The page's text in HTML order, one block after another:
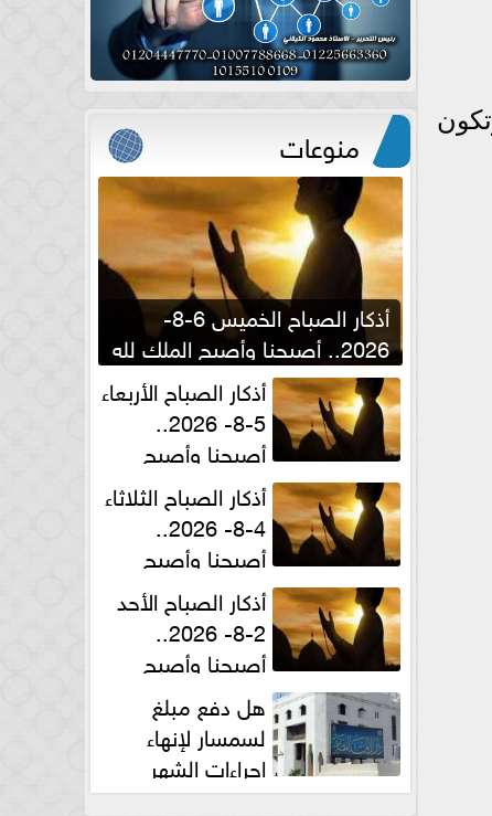
منوعات
أذكار الصباح الخميس 6-8-
2026.. أصبحنا وأصبح الملك لله
والحمد لله
أذكار الصباح الأربعاء
5-8- 2026..
أصبحنا وأصبح
الملك لله والحمد للهأذكار الصباح الثلاثاء
4-8- 2026..
أصبحنا وأصبح
الملك لله والحمد للهأذكار الصباح الأحد
2-8- 2026..
أصبحنا وأصبح
الملك لله والحمد للههل دفع مبلغ
لسمسار لإنهاء
إجراءات الشهر
العقارى حلال؟.. أمين الفتوى يجيب